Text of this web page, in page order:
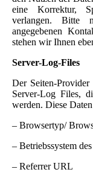
eine Korrektur,
verlangen. Bitte
angegebenen
stehen wir Ihnen
Server-Log-Files
Der Seiten-Provider
Server-Log Files,
werden. Diese
– Browsertyp/
– Betriebssystem
– Referrer URL